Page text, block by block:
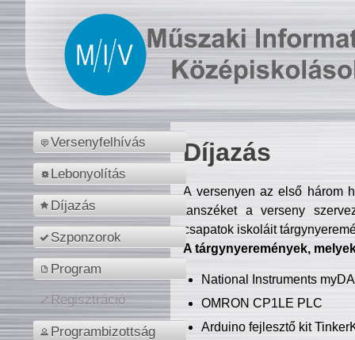
Versenyfelhívás
Lebonyolítás
Díjazás
Szponzorok
Program
Regisztráció
Programbizottság
Díjazás
A versenyen az első három
tanszéket a verseny
csapatok iskoláit
A tárgynyeremények,
National Instruments
OMRON CP1LE PLC
Arduino fejlesztő kit